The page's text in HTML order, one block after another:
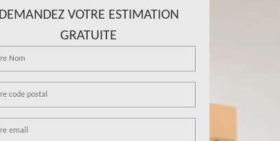
DEMANDEZ VOTRE ESTIMATION
GRATUITE